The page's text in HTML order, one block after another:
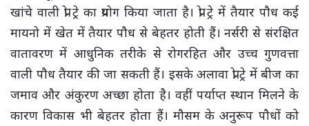
खांचे वाली प्रो ट्रे का प्रयोग किया जाता है। प्रो ट्रे में तैयार पौध कई
मायनो में खेत में तैयार पौध से बेहतर होती हैं। नर्सरी से संरक्षित
वातावरण में आधुनिक तरीके से रोगरहित और उच्च गुणवत्ता
वाली पौध तैयार की जा सकती हैं। इसके अलावा प्रो ट्रे में बीज का
जमाव और अंकुरण अच्छा होता है। वहीं पर्याप्त स्थान मिलने के
कारण विकास भी बेहतर होता हैं। मौसम के अनुरूप पौधों को